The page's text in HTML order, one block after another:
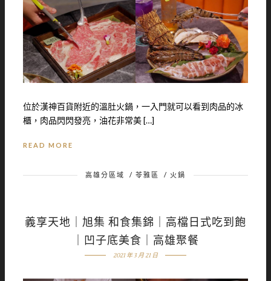
位於漢神百貨附近的溫肚火鍋，一入門就可以看到肉品的冰
櫃，肉品閃閃發亮，油花非常美 […]
READ MORE
高雄分區域 / 苓雅區 / 火鍋
義享天地｜旭集 和食集錦｜高檔日式吃到飽
｜凹子底美食｜高雄聚餐
2021 年 3 月 21 日